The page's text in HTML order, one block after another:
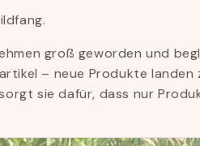
groß geworden und
– neue Produkte
sie dafür, dass nur